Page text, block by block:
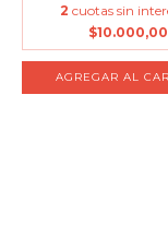
2 cuotas sin
$10.000,00